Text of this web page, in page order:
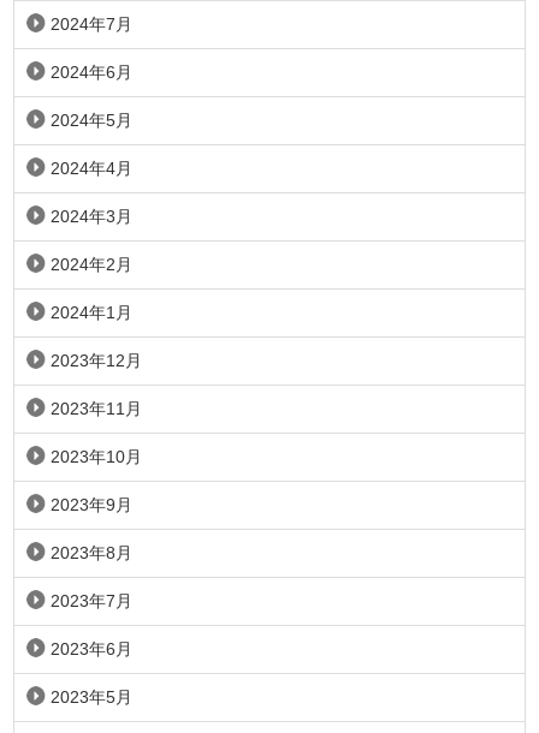
2024年7月
2024年6月
2024年5月
2024年4月
2024年3月
2024年2月
2024年1月
2023年12月
2023年11月
2023年10月
2023年9月
2023年8月
2023年7月
2023年6月
2023年5月